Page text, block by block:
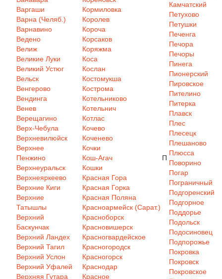
Варгаши
Варна (Челяб.)
Варнавино
Ведено
Велиж
Великие Луки
Великий Устюг
Вельск
Венгерово
Вендинга
Венев
Верещагино
Верх-Чебула
Верхневилюйск
Верхнее
Пенжино
Верхнеуральск
Верхнеяркеево
Верхние Киги
Верхние
Татышлы
Верхний
Баскунчак
Верхний Ландех
Верхний Тагил
Верхний Услон
Верхний Уфалей
Верхняя Гутара
Кормиловка
Королев
Короча
Корсаков
Коряжма
Коса
Кослан
Костомукша
Кострома
Котельниково
Котельнич
Котлас
Кочево
Коченево
Кочки
Кош-Агач
Кошки
Красная Гора
Красная Горка
Красная Поляна
Красноармейск (Сарат.)
Красноборск
Красновишерск
Красногвардейское
Красногородск
Красногорск
Краснодар
Красное
П
Камчатский
Петухово
Петушки
Печенга
Печора
Печоры
Пинега
Пионерский
Пировское
Пителино
Питерка
Плавск
Плес
Плесецк
Плешаново
Плюсса
Поворино
Погар
Пограничный
Подгоренский
Подгорное
Поддорье
Подольск
Подосиновец
Подпорожье
Покровка
Покровск
Покровское